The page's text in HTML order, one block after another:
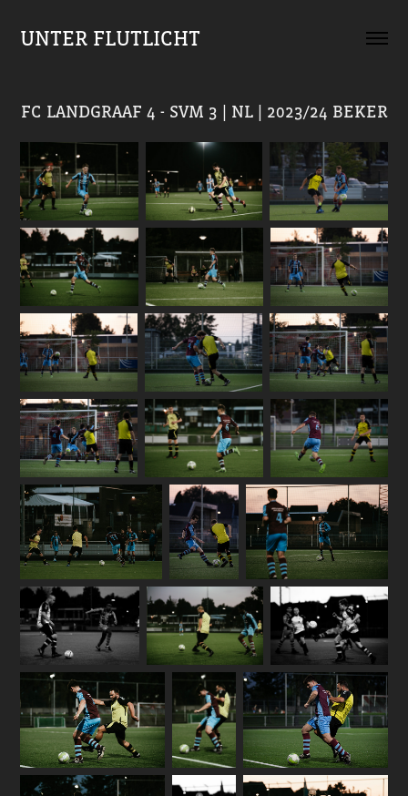
UNTER FLUTLICHT
FC LANDGRAAF 4 - SVM 3 | NL | 2023/24 BEKER